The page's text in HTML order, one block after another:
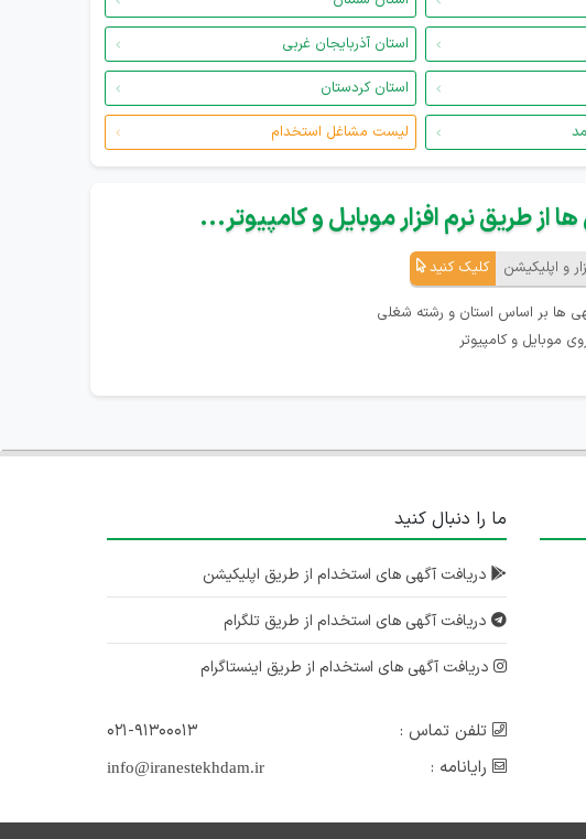
استان آذربایجان غربی
استان کردستان
لیست مشاغل استخدام
از طریق نرم افزار موبایل و کامپیوتر...
و اپلیکیشن کلیک کنید
ها بر اساس استان و رشته شغلی
موبایل و کامپیوتر
ما را دنبال کنید
دریافت آگهی های استخدام از طریق اپلیکیشن
دریافت آگهی های استخدام از طریق تلگرام
دریافت آگهی های استخدام از طریق اینستاگرام
تلفن تماس :
۰۲۱-۹۱۳۰۰۰۱۳
رایانامه :
info@iranestekhdam.ir